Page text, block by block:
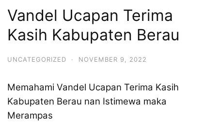
Vandel Ucapan Terima
Kasih Kabupaten Berau
UNCATEGORIZED · NOVEMBER 9, 2022
Memahami Vandel Ucapan Terima Kasih
Kabupaten Berau nan Istimewa maka
Merampas